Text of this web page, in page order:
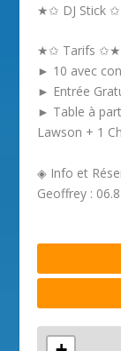
★✩ DJ Stick
★✩ Tarifs ✩★
► 10 avec
► Entrée
► Table à
Lawson + 1
◈ Info et
Geoffrey :